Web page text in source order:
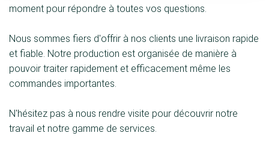
moment pour répondre à toutes vos questions.
Nous sommes fiers d'offrir à nos clients une livraison rapide
et fiable. Notre production est organisée de manière à
pouvoir traiter rapidement et efficacement même les
commandes importantes.
N'hésitez pas à nous rendre visite pour découvrir notre
travail et notre gamme de services.